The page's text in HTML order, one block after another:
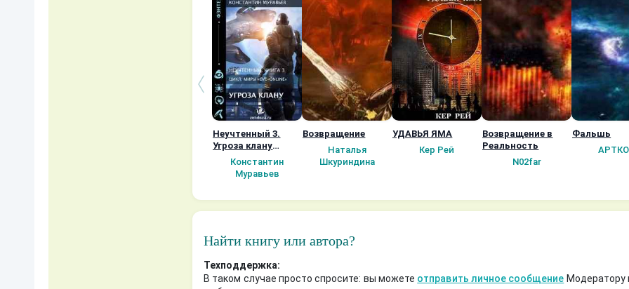
Неучтенный 3.
Угроза клану
(Альтернативное
продолжение)
Константин
Муравьев
Возвращение
Наталья
Шкуриндина
УДАВЬЯ ЯМА
Кер Рей
Возвращение в
Реальность
N02far
Фальшь
Найти книгу или автора?
Техподдержка:
В таком случае просто спросите: вы можете отправить личное сообщение Модератору